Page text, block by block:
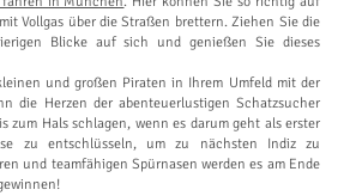
Vollgas über die Straßen brettern. Ziehen Sie die
Blicke auf sich und genießen Sie dieses
und großen Piraten in Ihrem Umfeld mit der
die Herzen der abenteuerlustigen Schatzsucher
zum Hals schlagen, wenn es darum geht als erster
zu entschlüsseln, um zu nächsten Indiz zu
und teamfähigen Spürnasen werden es am Ende